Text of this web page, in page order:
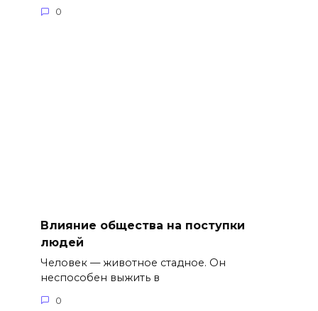
0
Влияние общества на поступки
людей
Человек — животное стадное. Он
неспособен выжить в
0